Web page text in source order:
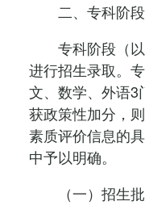
二、专科阶段
专科阶段（
进行招生录取。
文、数学、外语3
获政策性加分，
素质评价信息的
中予以明确。
（一）招生